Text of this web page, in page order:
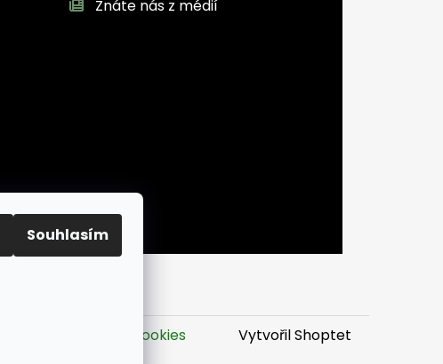
Souhlasím
Znáte nás z médií
Vytvořil Shoptet
Upravit nastavení cookies